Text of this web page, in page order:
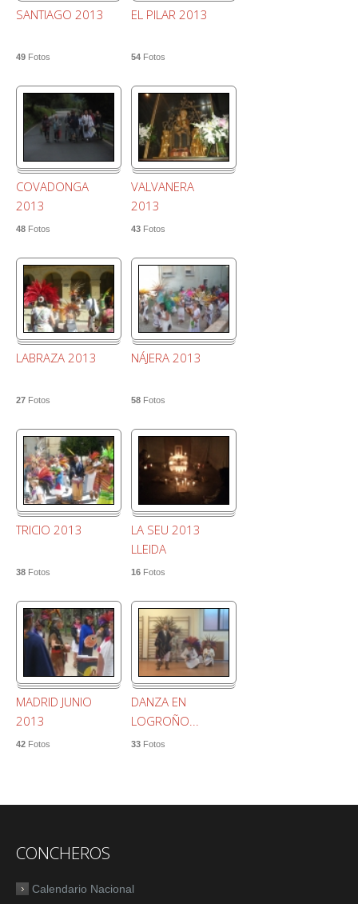
SANTIAGO 2013
49 Fotos
EL PILAR 2013
54 Fotos
COVADONGA
2013
48 Fotos
VALVANERA
2013
43 Fotos
LABRAZA 2013
27 Fotos
NÁJERA 2013
58 Fotos
TRICIO 2013
38 Fotos
LA SEU 2013
LLEIDA
16 Fotos
MADRID JUNIO
2013
42 Fotos
DANZA EN
LOGROÑO...
33 Fotos
CONCHEROS
Calendario Nacional